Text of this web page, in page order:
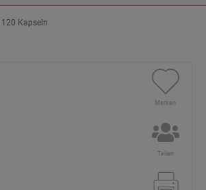
Kapseln
Merken
Teilen